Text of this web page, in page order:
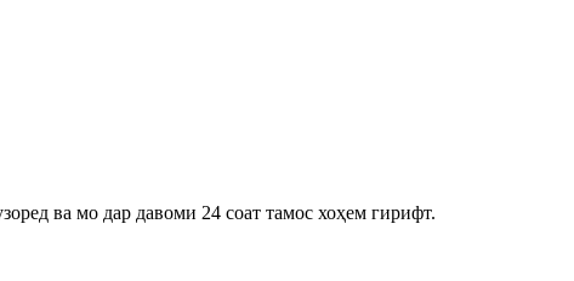
ва мо дар давоми 24 соат тамос хоҳем гирифт.